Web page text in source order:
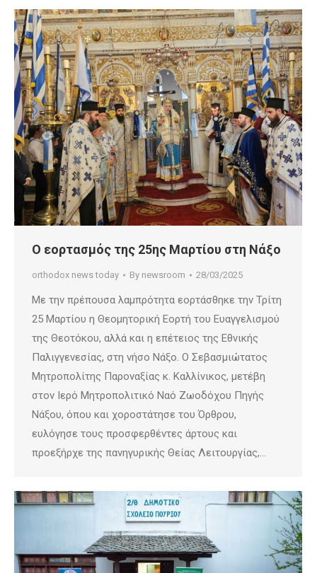
Ο εορτασμός της 25ης Μαρτίου στη Νάξο
orthodox news today By newsroom 28/03/2025
Με την πρέπουσα λαμπρότητα εορτάσθηκε την Τρίτη
25 Μαρτίου η Θεομητορική Εορτή του Ευαγγελισμού
της Θεοτόκου, αλλά και η επέτειος της Εθνικής
Παλιγγενεσίας, στη νήσο Νάξο. Ο Σεβασμιώτατος
Μητροπολίτης Παροναξίας κ. Καλλίνικος, μετέβη
στον Ιερό Μητροπολιτικό Ναό Ζωοδόχου Πηγής
Νάξου, όπου και χοροστάτησε του Όρθρου,
ευλόγησε τους προσφερθέντες άρτους και
προεξήρχε της πανηγυρικής Θείας Λειτουργίας,…